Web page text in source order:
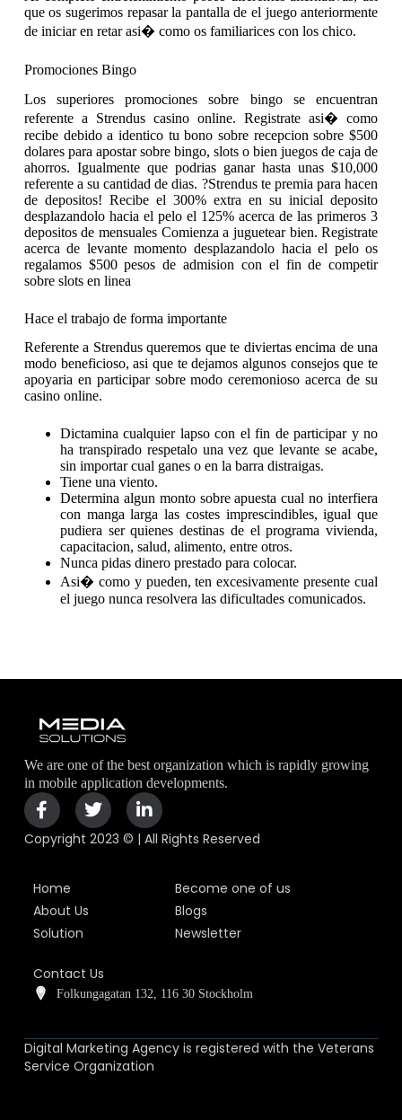
que os sugerimos repasar la pantalla de el juego anteriormente
de iniciar en retar asi� como os familiarices con los chico.
Promociones Bingo
Los superiores promociones sobre bingo se encuentran
referente a Strendus casino online. Registrate asi� como
recibe debido a identico tu bono sobre recepcion sobre $500
dolares para apostar sobre bingo, slots o bien juegos de caja de
ahorros. Igualmente que podrias ganar hasta unas $10,000
referente a su cantidad de dias. ?Strendus te premia para hacen
de depositos! Recibe el 300% extra en su inicial deposito
desplazandolo hacia el pelo el 125% acerca de las primeros 3
depositos de mensuales Comienza a juguetear bien. Registrate
acerca de levante momento desplazandolo hacia el pelo os
regalamos $500 pesos de admision con el fin de competir
sobre slots en linea
Hace el trabajo de forma importante
Referente a Strendus queremos que te diviertas encima de una
modo beneficioso, asi que te dejamos algunos consejos que te
apoyaria en participar sobre modo ceremonioso acerca de su
casino online.
Dictamina cualquier lapso con el fin de participar y no
ha transpirado respetalo una vez que levante se acabe,
sin importar cual ganes o en la barra distraigas.
Tiene una viento.
Determina algun monto sobre apuesta cual no interfiera
con manga larga las costes imprescindibles, igual que
pudiera ser quienes destinas de el programa vivienda,
capacitacion, salud, alimento, entre otros.
Nunca pidas dinero prestado para colocar.
Asi� como y pueden, ten excesivamente presente cual
el juego nunca resolvera las dificultades comunicados.
We are one of the best organization which is rapidly growing
in mobile application developments.
Copyright 2023 © | All Rights Reserved
Home
About Us
Solution
Become one of us
Blogs
Newsletter
Contact Us
Folkungagatan 132, 116 30 Stockholm
Digital Marketing Agency is registered with the Veterans
Service Organization